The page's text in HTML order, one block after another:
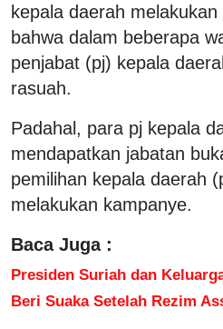
kepala daerah
bahwa dalam beberapa
penjabat (pj) kepala
rasuah.
Padahal, para pj kepala
mendapatkan jabatan
pemilihan kepala daerah
melakukan kampanye.
Baca Juga :
Presiden Suriah dan
Beri Suaka Setelah Rezim